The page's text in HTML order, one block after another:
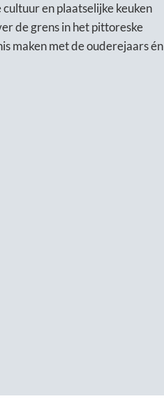
en plaatselijke keuken
de grens in het pittoreske
maken met de ouderejaars én